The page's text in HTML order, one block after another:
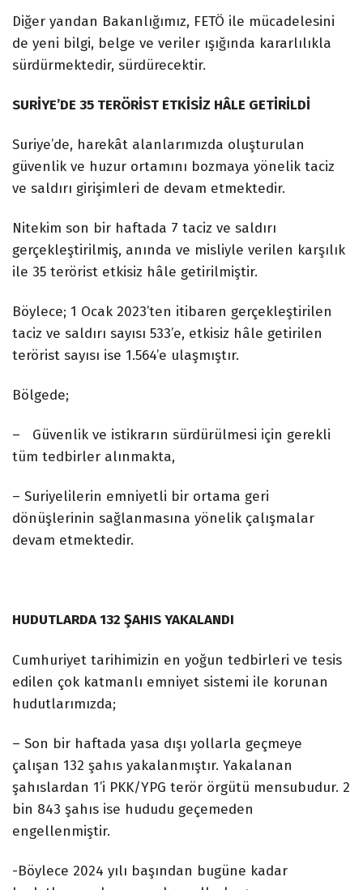
Diğer yandan Bakanlığımız, FETÖ ile mücadelesini
de yeni bilgi, belge ve veriler ışığında kararlılıkla
sürdürmektedir, sürdürecektir.
SURİYE’DE 35 TERÖRİST ETKİSİZ HÂLE GETİRİLDİ
Suriye’de, harekât alanlarımızda oluşturulan
güvenlik ve huzur ortamını bozmaya yönelik taciz
ve saldırı girişimleri de devam etmektedir.
Nitekim son bir haftada 7 taciz ve saldırı
gerçekleştirilmiş, anında ve misliyle verilen karşılık
ile 35 terörist etkisiz hâle getirilmiştir.
Böylece; 1 Ocak 2023’ten itibaren gerçekleştirilen
taciz ve saldırı sayısı 533’e, etkisiz hâle getirilen
terörist sayısı ise 1.564’e ulaşmıştır.
Bölgede;
– Güvenlik ve istikrarın sürdürülmesi için gerekli
tüm tedbirler alınmakta,
– Suriyelilerin emniyetli bir ortama geri
dönüşlerinin sağlanmasına yönelik çalışmalar
devam etmektedir.
HUDUTLARDA 132 ŞAHIS YAKALANDI
Cumhuriyet tarihimizin en yoğun tedbirleri ve tesis
edilen çok katmanlı emniyet sistemi ile korunan
hudutlarımızda;
– Son bir haftada yasa dışı yollarla geçmeye
çalışan 132 şahıs yakalanmıştır. Yakalanan
şahıslardan 1’i PKK/YPG terör örgütü mensubudur. 2
bin 843 şahıs ise hududu geçemeden
engellenmiştir.
-Böylece 2024 yılı başından bugüne kadar